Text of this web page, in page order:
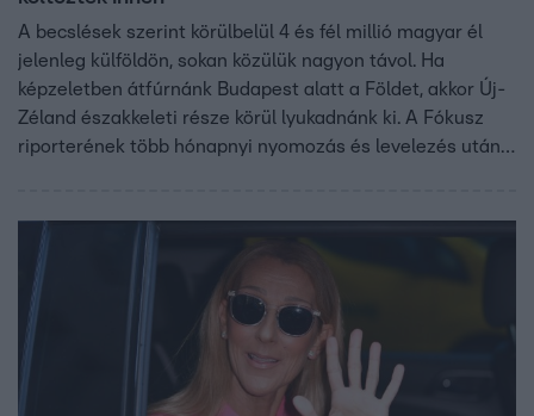
A becslések szerint körülbelül 4 és fél millió magyar él
jelenleg külföldön, sokan közülük nagyon távol. Ha
képzeletben átfúrnánk Budapest alatt a Földet, akkor Új-
Zéland északkeleti része körül lyukadnánk ki. A Fókusz
riporterének több hónapnyi nyomozás és levelezés után